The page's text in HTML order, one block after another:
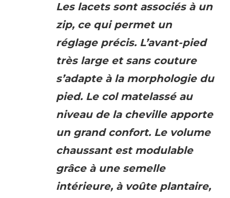
Les lacets sont associés à un
zip, ce qui permet un
réglage précis. L’avant-pied
très large et sans couture
s’adapte à la morphologie du
pied. Le col matelassé au
niveau de la cheville apporte
un grand confort. Le volume
chaussant est modulable
grâce à une semelle
intérieure, à voûte plantaire,